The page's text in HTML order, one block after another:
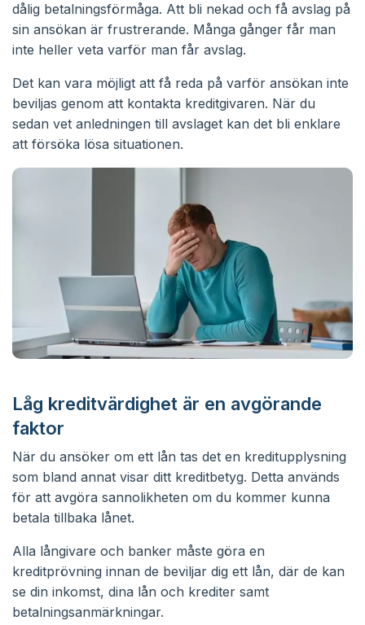
dålig betalningsförmåga. Att bli nekad och få avslag på
sin ansökan är frustrerande. Många gånger får man
inte heller veta varför man får avslag.
Det kan vara möjligt att få reda på varför ansökan inte
beviljas genom att kontakta kreditgivaren. När du
sedan vet anledningen till avslaget kan det bli enklare
att försöka lösa situationen.
Låg kreditvärdighet är en avgörande
faktor
När du ansöker om ett lån tas det en kreditupplysning
som bland annat visar ditt kreditbetyg. Detta används
för att avgöra sannolikheten om du kommer kunna
betala tillbaka lånet.
Alla långivare och banker måste göra en
kreditprövning innan de beviljar dig ett lån, där de kan
se din inkomst, dina lån och krediter samt
betalningsanmärkningar.